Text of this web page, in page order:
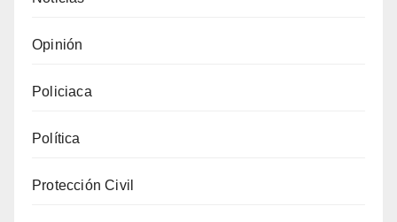
Opinión
Policiaca
Política
Protección Civil